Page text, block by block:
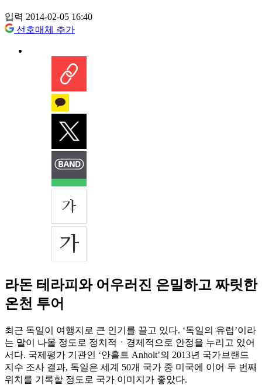
입력 2014-02-05 16:40
선호매체 추가
라돈 테라피와 어우러진 은밀하고 짜릿한
온천 투어
최근 독일이 여행지로 큰 인기를 끌고 있다. ‘독일의 유럽’이라
는 말이 나올 정도로 정치적ㆍ경제적으로 안정을 누리고 있어
서다. 국제평가 기관인 ‘안홀트 Anholt’의 2013년 국가브랜드
지수 조사 결과, 독일은 세계 50개 국가 중 미국에 이어 두 번째
위치를 기록할 정도로 국가 이미지가 좋았다.